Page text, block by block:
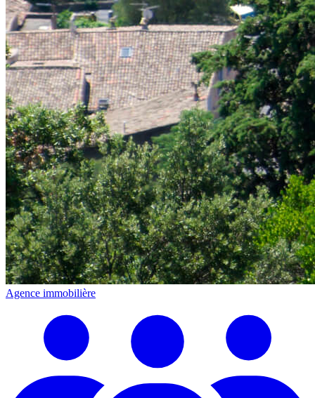
Agence immobilière